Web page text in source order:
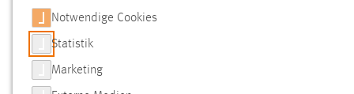
SUCHE
FILTER
Notwendige Cookies
Statistik
Marketing